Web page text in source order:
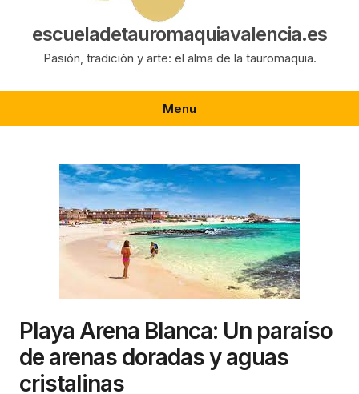
escueladetauromaquiavalencia.es
Pasión, tradición y arte: el alma de la tauromaquia.
Menu
Playa Arena Blanca: Un paraíso
de arenas doradas y aguas
cristalinas